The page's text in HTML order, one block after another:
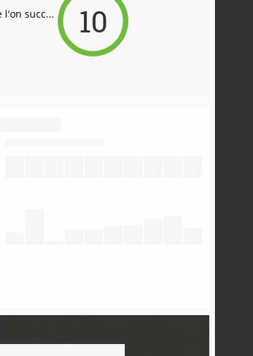
l'on succ... 10